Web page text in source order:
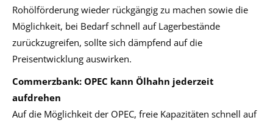
Rohölförderung wieder rückgängig zu machen sowie die
Möglichkeit, bei Bedarf schnell auf Lagerbestände
zurückzugreifen, sollte sich dämpfend auf die
Preisentwicklung auswirken.
Commerzbank: OPEC kann Ölhahn jederzeit
aufdrehen
Auf die Möglichkeit der OPEC, freie Kapazitäten schnell auf